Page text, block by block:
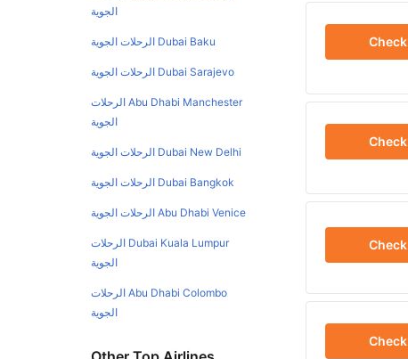
Check
Check
Check
Check
الجوية
Dubai Baku الرحلات الجوية
Dubai Sarajevo الرحلات الجوية
Abu Dhabi Manchester الرحلات
الجوية
Dubai New Delhi الرحلات الجوية
Dubai Bangkok الرحلات الجوية
Abu Dhabi Venice الرحلات الجوية
Dubai Kuala Lumpur الرحلات
الجوية
Abu Dhabi Colombo الرحلات
الجوية